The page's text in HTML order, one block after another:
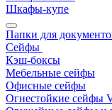
Шкафы-купе
Папки для
Сейфы
Кэш-боксы
Мебельные сейфы
Офисные сейфы
Огнестойкие сейфы